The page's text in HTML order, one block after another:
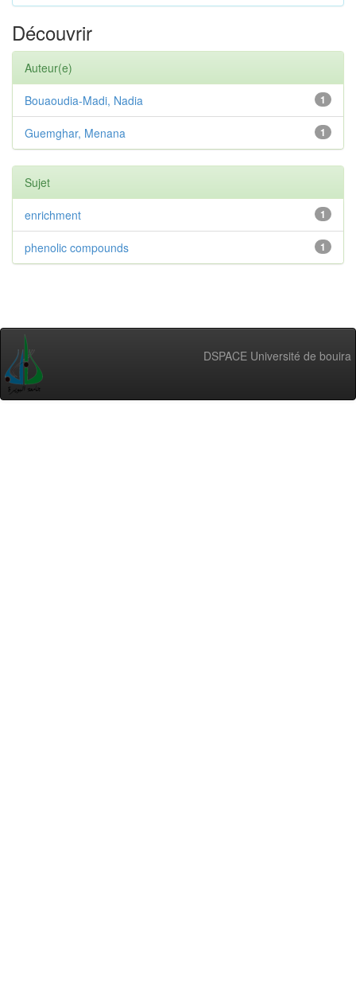
Découvrir
Auteur(e)
1
Bouaoudia-Madi, Nadia
1
Guemghar, Menana
Sujet
1
enrichment
1
phenolic compounds
DSPACE Université de bouira